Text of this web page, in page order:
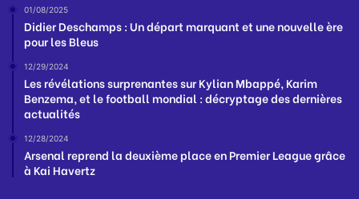
01/08/2025
Didier Deschamps : Un départ marquant et une nouvelle ère
pour les Bleus
12/29/2024
Les révélations surprenantes sur Kylian Mbappé, Karim
Benzema, et le football mondial : décryptage des dernières
actualités
12/28/2024
Arsenal reprend la deuxième place en Premier League grâce
à Kai Havertz